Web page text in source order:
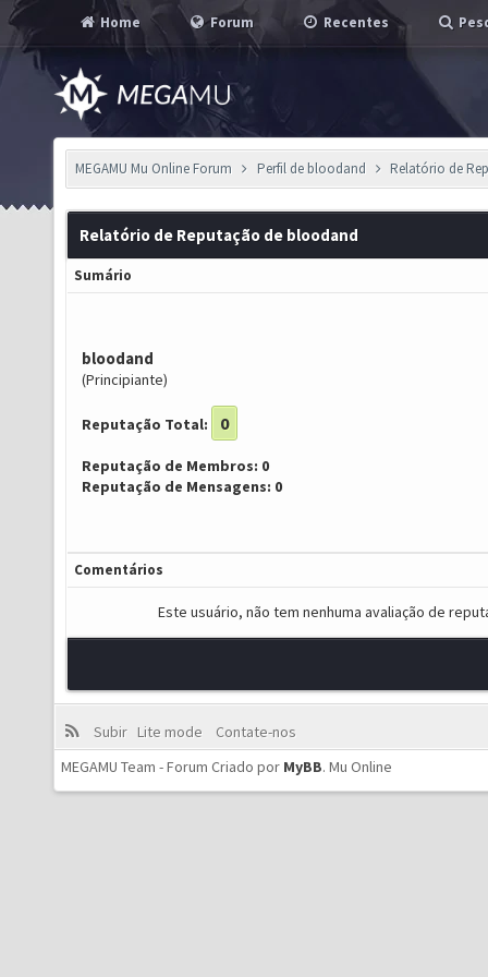
Home Forum Recentes
MEGAMU Mu Online Forum Perfil de bloodand Relatório de
Relatório de Reputação de bloodand
Sumário
bloodand
(Principiante)
Reputação Total: 0
Reputação de Membros: 0
Reputação de Mensagens: 0
Comentários
Este usuário, não tem nenhuma avaliação de
Subir Lite mode
Contate-nos
MEGAMU Team - Forum Criado por MyBB. Mu Online